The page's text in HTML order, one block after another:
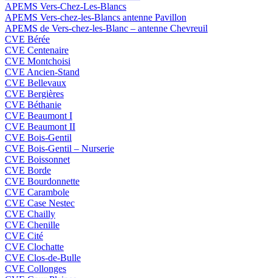
APEMS Vers-Chez-Les-Blancs
APEMS Vers-chez-les-Blancs antenne Pavillon
APEMS de Vers-chez-les-Blanc – antenne Chevreuil
CVE Bérée
CVE Centenaire
CVE Montchoisi
CVE Ancien-Stand
CVE Bellevaux
CVE Bergières
CVE Béthanie
CVE Beaumont I
CVE Beaumont II
CVE Bois-Gentil
CVE Bois-Gentil – Nurserie
CVE Boissonnet
CVE Borde
CVE Bourdonnette
CVE Carambole
CVE Case Nestec
CVE Chailly
CVE Chenille
CVE Cité
CVE Clochatte
CVE Clos-de-Bulle
CVE Collonges